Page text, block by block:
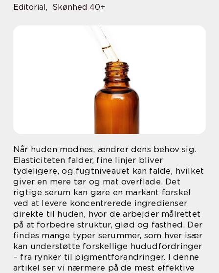
Editorial, Skønhed 40+
Når huden modnes, ændrer dens behov sig.
Elasticiteten falder, fine linjer bliver
tydeligere, og fugtniveauet kan falde, hvilket
giver en mere tør og mat overflade. Det
rigtige serum kan gøre en markant forskel
ved at levere koncentrerede ingredienser
direkte til huden, hvor de arbejder målrettet
på at forbedre struktur, glød og fasthed. Der
findes mange typer serummer, som hver især
kan understøtte forskellige hududfordringer
– fra rynker til pigmentforandringer. I denne
artikel ser vi nærmere på de mest effektive